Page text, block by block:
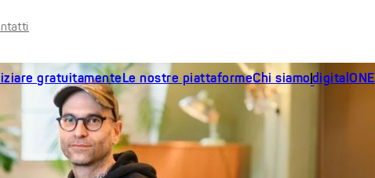
gratuitamenteLe nostre piattaformeChi siamo digitalONE